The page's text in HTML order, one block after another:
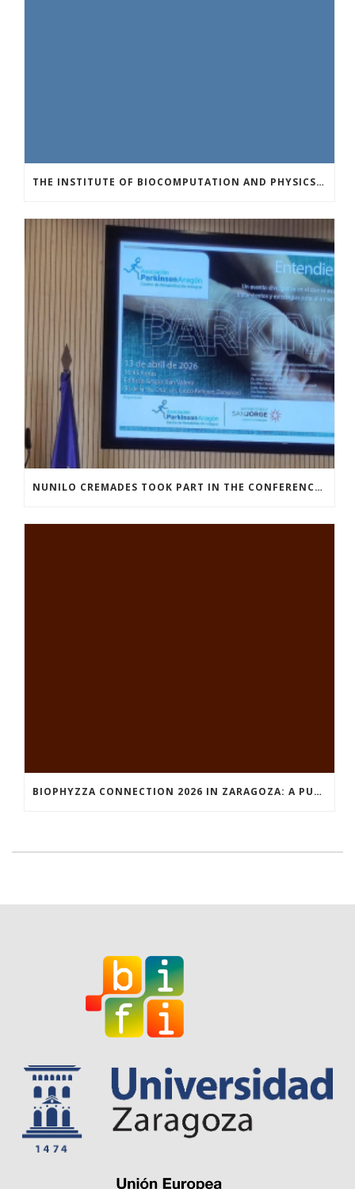
THE INSTITUTE OF BIOCOMPUTATION AND PHYSICS OF COMPLEX SYSTEMS AT THE UNIVERSITY OF ZARAGOZA ORGANISED THE WORKSHOP “THE JOURNEY THROUGH THE DIGESTIVE SYSTEM” FOR MEMBERS OF THE UTRILLO ASSOCIATION
NUNILO CREMADES TOOK PART IN THE CONFERENCE ENTITLED UNDERSTANDING PARKINSON’S. ADVANCES AND NEW PERSPECTIVES’.
BIOPHYZZA CONNECTION 2026 IN ZARAGOZA: A PUBLIC OUTREACH EVENT ON 26 MARCH WHERE SCIENCE AND PIZZA COME TOGETHER.